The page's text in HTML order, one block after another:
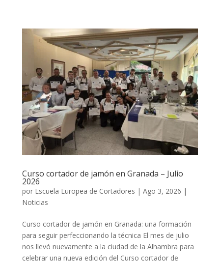
Curso cortador de jamón en Granada – Julio
2026
por Escuela Europea de Cortadores | Ago 3, 2026 |
Noticias
Curso cortador de jamón en Granada: una formación
para seguir perfeccionando la técnica El mes de julio
nos llevó nuevamente a la ciudad de la Alhambra para
celebrar una nueva edición del Curso cortador de